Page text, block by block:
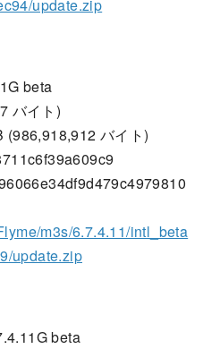
update.zip
beta
バイト)
(986,918,912 バイト)
m3s/6.7.4.11/intl_beta
update.zip
beta